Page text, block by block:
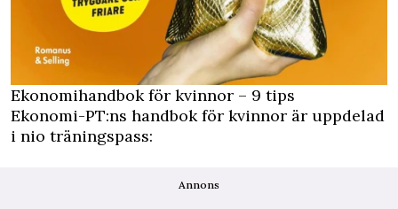
Ekonomihandbok för kvinnor – 9 tips
Ekonomi-PT:ns handbok för kvinnor är uppdelad
i nio träningspass:
Annons